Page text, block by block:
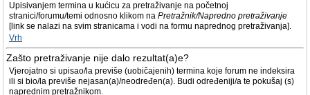
Upisivanjem termina u kućicu za pretraživanje na početnoj
stranici/forumu/temi odnosno klikom na Pretražnik/Napredno pretraživanje
[link se nalazi na svim stranicama i vodi na formu naprednog pretraživanja].
Vrh
Zašto pretraživanje nije dalo rezultat(a)e?
Vjerojatno si upisao/la previše (uobičajenih) termina koje forum ne indeksira
ili si bio/la previše nejasan(a)/neodređen(a). Budi određeniji/a te pokušaj (s)
naprednim pretražnikom.